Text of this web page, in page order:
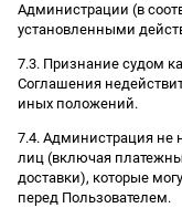
Администрации (в
установленными
7.3. Признание судом
Соглашения
иных положений.
7.4. Администрация не
лиц (включая
доставки), которые
перед Пользователем.